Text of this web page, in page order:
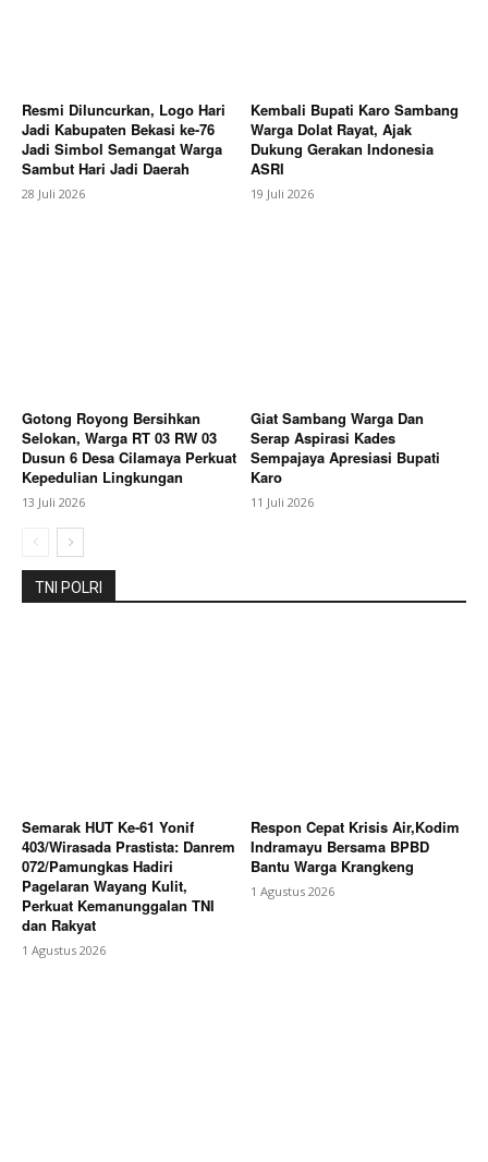
Contact us
Subscription Plans
My account
Bagikan Artikel
Berita Lainnya Polsek Sragi Dampingi Rembug Warga
Resmi Diluncurkan, Logo Hari
Jadi Kabupaten Bekasi ke-76
Jadi Simbol Semangat Warga
Sambut Hari Jadi Daerah
28 Juli 2026
Kembali Bupati Karo Sambang
Warga Dolat Rayat, Ajak
Dukung Gerakan Indonesia
ASRI
19 Juli 2026
Gotong Royong Bersihkan
Selokan, Warga RT 03 RW 03
Dusun 6 Desa Cilamaya Perkuat
Kepedulian Lingkungan
13 Juli 2026
Giat Sambang Warga Dan
Serap Aspirasi Kades
Sempajaya Apresiasi Bupati
Karo
11 Juli 2026
TNI POLRI
Semarak HUT Ke-61 Yonif
403/Wirasada Prastista: Danrem
072/Pamungkas Hadiri
Pagelaran Wayang Kulit,
Perkuat Kemanunggalan TNI
dan Rakyat
1 Agustus 2026
Respon Cepat Krisis Air,Kodim
Indramayu Bersama BPBD
Bantu Warga Krangkeng
1 Agustus 2026